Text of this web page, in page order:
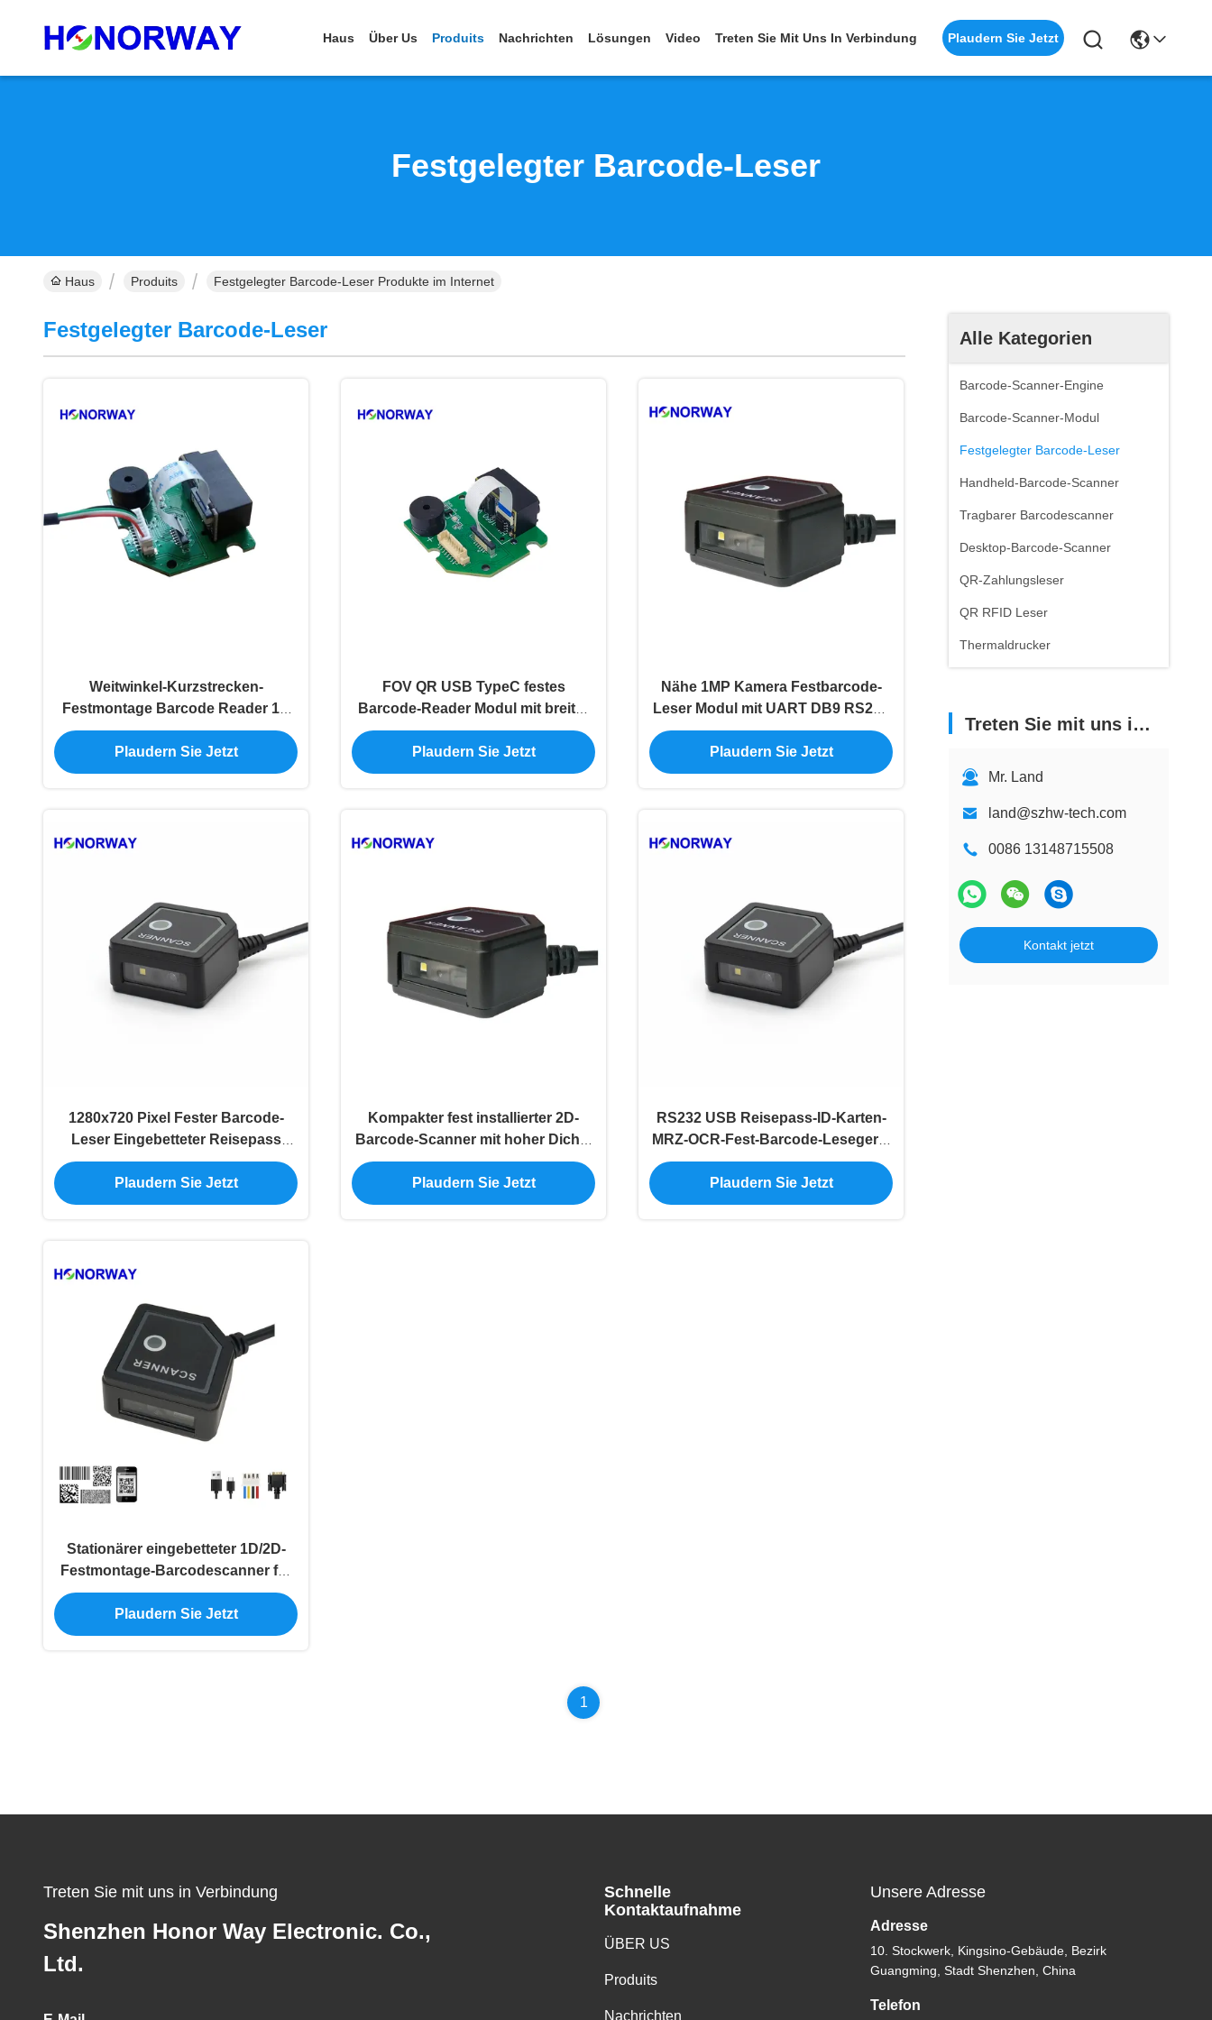
Haus Über Us Produits Nachrichten Lösungen Video Treten Sie Mit Uns In Verbindung Plaudern Sie Jetzt
Festgelegter Barcode-Leser
Haus Produits Festgelegter Barcode-Leser Produkte im Internet
Alle Kategorien
Barcode-Scanner-Engine
Barcode-Scanner-Modul
Festgelegter Barcode-Leser
Handheld-Barcode-Scanner
Tragbarer Barcodescanner
Desktop-Barcode-Scanner
QR-Zahlungsleser
QR RFID Leser
Thermaldrucker
Treten Sie mit uns in Verbindung
Mr. Land
land@szhw-tech.com
0086 13148715508
Kontakt jetzt
Festgelegter Barcode-Leser
Weitwinkel-Kurzstrecken-
Festmontage Barcode Reader 1D
2D QR für Selbstbedienung Kiosk
Plaudern Sie Jetzt
FOV QR USB TypeC festes
Barcode-Reader Modul mit breiter
Scan-Bereich
Plaudern Sie Jetzt
Nähe 1MP Kamera Festbarcode-
Leser Modul mit UART DB9 RS232
Schnittstelle
Plaudern Sie Jetzt
1280x720 Pixel Fester Barcode-
Leser Eingebetteter Reisepass
OCR Weitwinkel-Barcode-Scanner
Plaudern Sie Jetzt
Kompakter fest installierter 2D-
Barcode-Scanner mit hoher Dichte
für PDF417 für Führerscheine
Plaudern Sie Jetzt
RS232 USB Reisepass-ID-Karten-
MRZ-OCR-Fest-Barcode-Lesegerät
für Selbstbedienungsautomaten
Plaudern Sie Jetzt
Stationärer eingebetteter 1D/2D-
Festmontage-Barcodescanner für
Verkaufsautomaten
Plaudern Sie Jetzt
1
Treten Sie mit uns in Verbindung
Shenzhen Honor Way Electronic. Co.,
Ltd.
Schnelle
Kontaktaufnahme
ÜBER US
Produits
Nachrichten
Unsere Adresse
Adresse
10. Stockwerk, Kingsino-Gebäude, Bezirk
Guangming, Stadt Shenzhen, China
Telefon